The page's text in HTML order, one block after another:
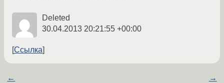
Deleted
30.04.2013 20:21:55 +00:00
Ссылка
← →